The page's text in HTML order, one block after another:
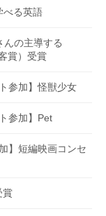
べる英語
んの主導する
賞）受賞
参加】怪獣少女
参加】Pet
】短編映画コンセ
賞